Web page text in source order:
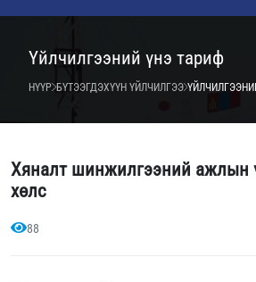
Үйлчилгээний үнэ тариф
НҮҮР БҮТЭЭГДЭХҮҮН ҮЙЛЧИЛГЭЭ
Хяналт шинжилгээний ажлын
хөлс
88